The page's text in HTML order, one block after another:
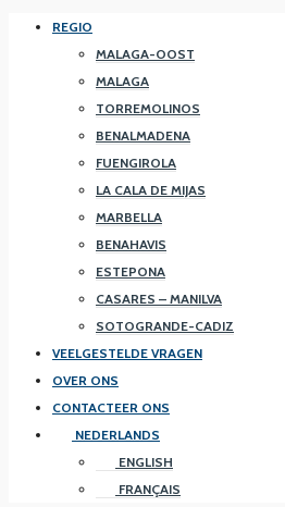
REGIO
MALAGA-OOST
MALAGA
TORREMOLINOS
BENALMADENA
FUENGIROLA
LA CALA DE MIJAS
MARBELLA
BENAHAVIS
ESTEPONA
CASARES – MANILVA
SOTOGRANDE-CADIZ
VEELGESTELDE VRAGEN
OVER ONS
CONTACTEER ONS
NEDERLANDS
ENGLISH
FRANÇAIS